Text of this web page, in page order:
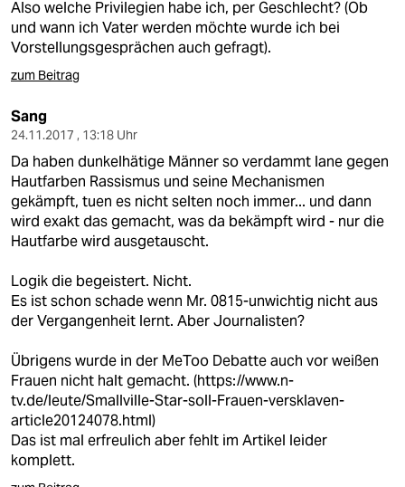
Also welche Privilegien habe ich, per Geschlecht? (Ob
und wann ich Vater werden möchte wurde ich bei
Vorstellungsgesprächen auch gefragt).
zum Beitrag
Sang
24.11.2017 , 13:18 Uhr
Da haben dunkelhätige Männer so verdammt lane gegen
Hautfarben Rassismus und seine Mechanismen
gekämpft, tuen es nicht selten noch immer... und dann
wird exakt das gemacht, was da bekämpft wird - nur die
Hautfarbe wird ausgetauscht.
Logik die begeistert. Nicht.
Es ist schon schade wenn Mr. 0815-unwichtig nicht aus
der Vergangenheit lernt. Aber Journalisten?
Übrigens wurde in der MeToo Debatte auch vor weißen
Frauen nicht halt gemacht. (https://www.n-
tv.de/leute/Smallville-Star-soll-Frauen-versklaven-
article20124078.html)
Das ist mal erfreulich aber fehlt im Artikel leider
komplett.